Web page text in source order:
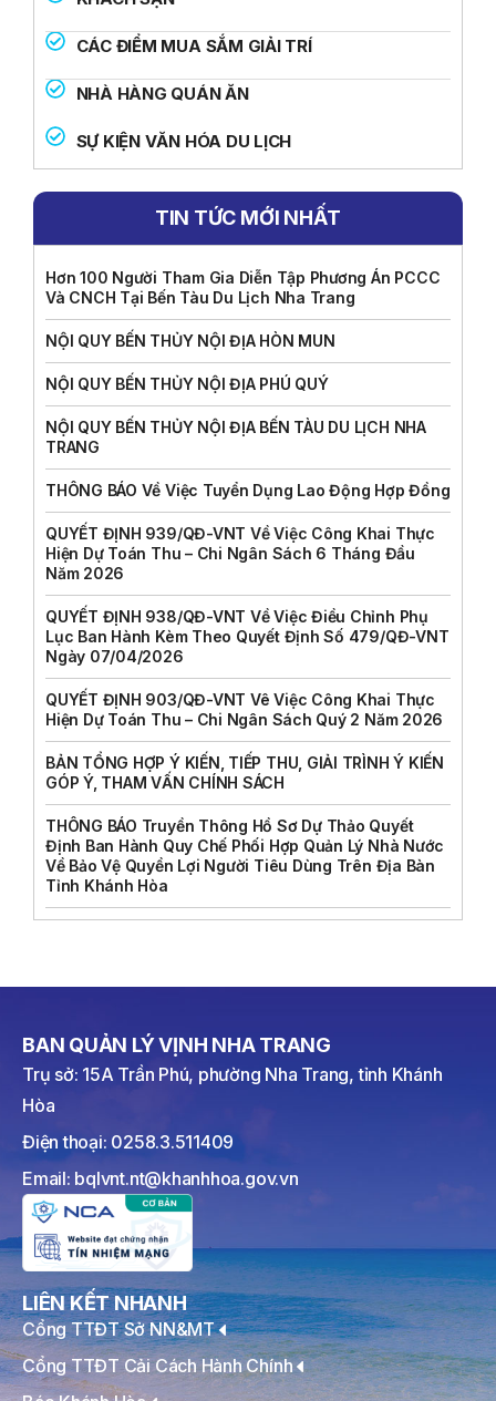
CÁC ĐIỂM MUA SẮM GIẢI TRÍ
NHÀ HÀNG QUÁN ĂN
SỰ KIỆN VĂN HÓA DU LỊCH
TIN TỨC MỚI NHẤT
Hơn 100 Người Tham Gia Diễn Tập Phương Án PCCC
Và CNCH Tại Bến Tàu Du Lịch Nha Trang
NỘI QUY BẾN THỦY NỘI ĐỊA HÒN MUN
NỘI QUY BẾN THỦY NỘI ĐỊA PHÚ QUÝ
NỘI QUY BẾN THỦY NỘI ĐỊA BẾN TÀU DU LỊCH NHA
TRANG
THÔNG BÁO Về Việc Tuyển Dụng Lao Động Hợp Đồng
QUYẾT ĐỊNH 939/QĐ-VNT Về Việc Công Khai Thực
Hiện Dự Toán Thu – Chi Ngân Sách 6 Tháng Đầu
Năm 2026
QUYẾT ĐỊNH 938/QĐ-VNT Về Việc Điều Chỉnh Phụ
Lục Ban Hành Kèm Theo Quyết Định Số 479/QĐ-VNT
Ngày 07/04/2026
QUYẾT ĐỊNH 903/QĐ-VNT Vê Việc Công Khai Thực
Hiện Dự Toán Thu – Chi Ngân Sách Quý 2 Năm 2026
BẢN TỔNG HỢP Ý KIẾN, TIẾP THU, GIẢI TRÌNH Ý KIẾN
GÓP Ý, THAM VẤN CHÍNH SÁCH
THÔNG BÁO Truyền Thông Hồ Sơ Dự Thảo Quyết
Định Ban Hành Quy Chế Phối Hợp Quản Lý Nhà Nước
Về Bảo Vệ Quyền Lợi Người Tiêu Dùng Trên Địa Bàn
Tỉnh Khánh Hòa
BAN QUẢN LÝ VỊNH NHA TRANG
Trụ sở: 15A Trần Phú, phường Nha Trang, tỉnh Khánh
Hòa
Điện thoại: 0258.3.511409
Email: bqlvnt.nt@khanhhoa.gov.vn
LIÊN KẾT NHANH
Cổng TTĐT Sở NN&MT
Cổng TTĐT Cải Cách Hành Chính